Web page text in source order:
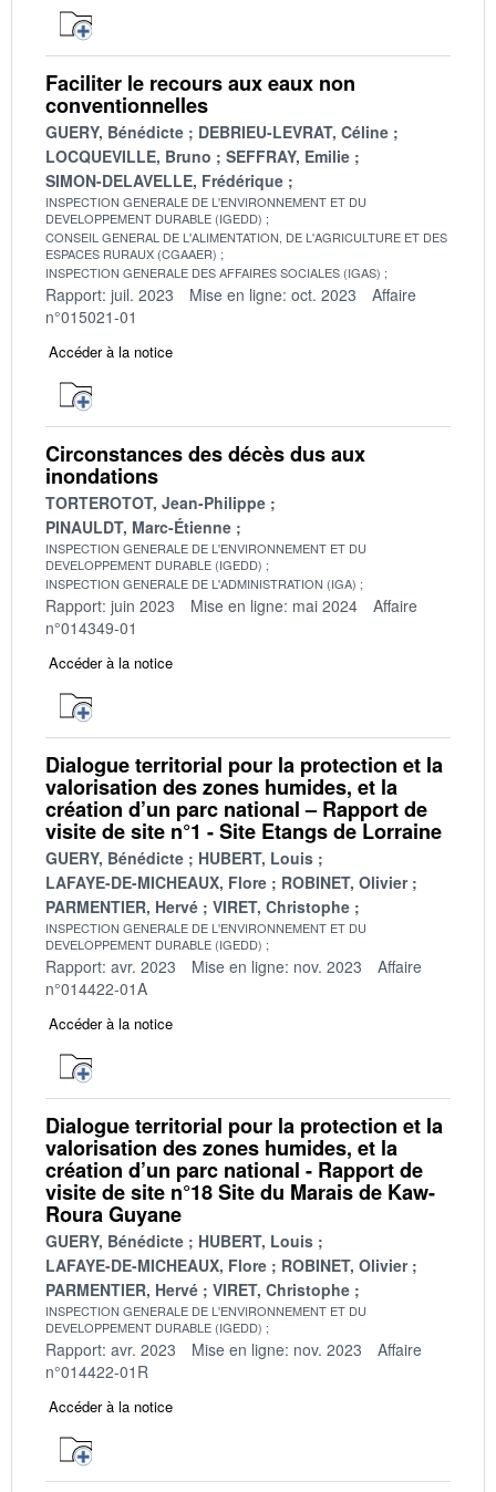
Faciliter le recours aux eaux non
conventionnelles
GUERY, Bénédicte
DEBRIEU-LEVRAT, Céline
LOCQUEVILLE, Bruno
SEFFRAY, Emilie
SIMON-DELAVELLE, Frédérique
INSPECTION GENERALE DE L'ENVIRONNEMENT ET DU
DEVELOPPEMENT DURABLE (IGEDD)
CONSEIL GENERAL DE L'ALIMENTATION, DE L'AGRICULTURE ET DES
ESPACES RURAUX (CGAAER)
INSPECTION GENERALE DES AFFAIRES SOCIALES (IGAS)
Rapport: juil. 2023 Mise en ligne: oct. 2023
Affaire
n°015021-01
Accéder à la notice
Circonstances des décès dus aux
inondations
TORTEROTOT, Jean-Philippe
PINAULDT, Marc-Étienne
INSPECTION GENERALE DE L'ENVIRONNEMENT ET DU
DEVELOPPEMENT DURABLE (IGEDD)
INSPECTION GENERALE DE L'ADMINISTRATION (IGA)
Rapport: juin 2023 Mise en ligne: mai 2024
Affaire
n°014349-01
Accéder à la notice
Dialogue territorial pour la protection et la
valorisation des zones humides, et la
création d’un parc national – Rapport de
visite de site n°1 - Site Etangs de Lorraine
GUERY, Bénédicte
HUBERT, Louis
LAFAYE-DE-MICHEAUX, Flore
ROBINET, Olivier
PARMENTIER, Hervé
VIRET, Christophe
INSPECTION GENERALE DE L'ENVIRONNEMENT ET DU
DEVELOPPEMENT DURABLE (IGEDD)
Rapport: avr. 2023 Mise en ligne: nov. 2023
Affaire
n°014422-01A
Accéder à la notice
Dialogue territorial pour la protection et la
valorisation des zones humides, et la
création d’un parc national - Rapport de
visite de site n°18 Site du Marais de Kaw-
Roura Guyane
GUERY, Bénédicte
HUBERT, Louis
LAFAYE-DE-MICHEAUX, Flore
ROBINET, Olivier
PARMENTIER, Hervé
VIRET, Christophe
INSPECTION GENERALE DE L'ENVIRONNEMENT ET DU
DEVELOPPEMENT DURABLE (IGEDD)
Rapport: avr. 2023 Mise en ligne: nov. 2023
Affaire
n°014422-01R
Accéder à la notice